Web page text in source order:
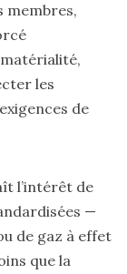
membres,
les
de
l’intérêt de
—
de gaz à effet
que la